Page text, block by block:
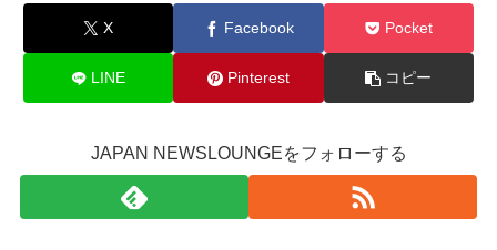
X Facebook Pocket
LINE Pinterest コピー
JAPAN NEWSLOUNGEをフォローする